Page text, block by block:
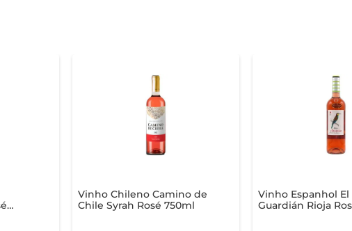
Vinho Chileno Camino de
Chile Syrah Rosé 750ml
Vinho Espanhol El
Guardián Rioja